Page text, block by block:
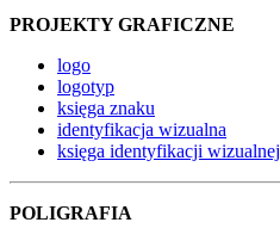
PROJEKTY GRAFICZNE
logo
logotyp
księga znaku
identyfikacja wizualna
księga identyfikacji wizualnej
POLIGRAFIA